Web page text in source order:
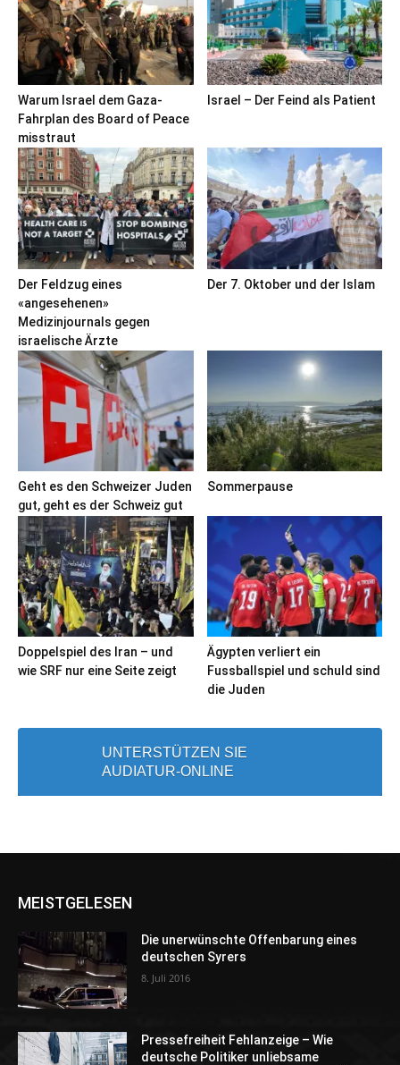
Warum Israel dem Gaza-
Fahrplan des Board of Peace
misstraut
Israel – Der Feind als Patient
Der Feldzug eines
«angesehenen»
Medizinjournals gegen
israelische Ärzte
Der 7. Oktober und der Islam
Geht es den Schweizer Juden
gut, geht es der Schweiz gut
Sommerpause
Doppelspiel des Iran – und
wie SRF nur eine Seite zeigt
Ägypten verliert ein
Fussballspiel und schuld sind
die Juden
UNTERSTÜTZEN SIE
AUDIATUR-ONLINE
MEISTGELESEN
Die unerwünschte Offenbarung eines
deutschen Syrers
8. Juli 2016
Pressefreiheit Fehlanzeige – Wie
deutsche Politiker unliebsame